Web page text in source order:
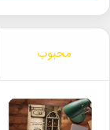
انیمیشن
سایت تیوال
محبوب